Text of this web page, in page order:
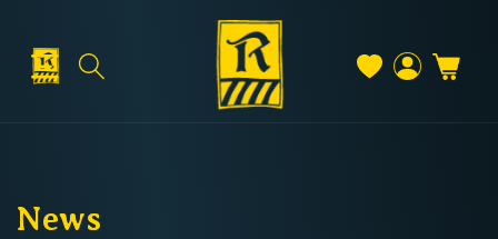
Inhalt
Warenkorb
News
Versand & Lieferung